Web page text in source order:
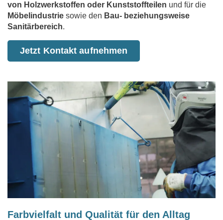
von Holzwerk­stoffen oder Kunststoffteilen und für die
Möbel­industrie sowie den Bau- beziehungsweise
Sanitärbereich.
Jetzt Kontakt aufnehmen
Farbvielfalt und Qualität für den Alltag